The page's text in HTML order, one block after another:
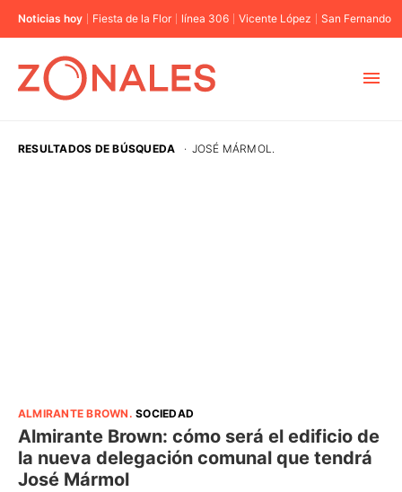
Noticias hoy Fiesta de la Flor línea 306 Vicente López San Fernando
RESULTADOS DE BÚSQUEDA · JOSÉ MÁRMOL.
ALMIRANTE BROWN .SOCIEDAD
Almirante Brown: cómo será el edificio de
la nueva delegación comunal que tendrá
José Mármol